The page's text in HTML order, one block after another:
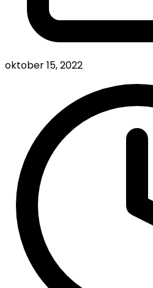
oktober 15, 2022